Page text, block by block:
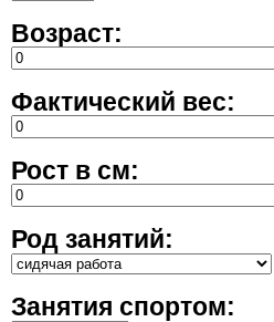
Возраст:
Фактический вес:
Рост в см:
Род занятий:
Занятия спортом: